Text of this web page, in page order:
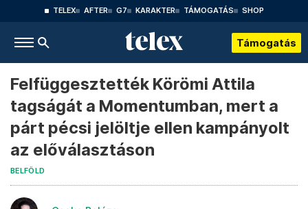
TELEX AFTER G7 KARAKTER TÁMOGATÁS SHOP
Támogatás
Felfüggesztették Körömi Attila
tagságát a Momentumban, mert a
párt pécsi jelöltje ellen kampányolt
az előválasztáson
BELFÖLD